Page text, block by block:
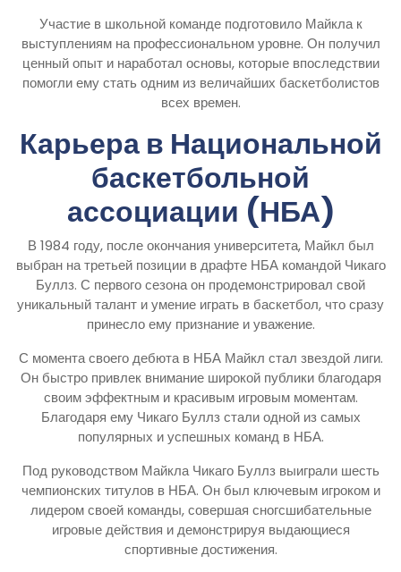
Участие в школьной команде подготовило Майкла к
выступлениям на профессиональном уровне. Он получил
ценный опыт и наработал основы, которые впоследствии
помогли ему стать одним из величайших баскетболистов
всех времен.
Карьера в Национальной
баскетбольной
ассоциации (НБА)
В 1984 году, после окончания университета, Майкл был
выбран на третьей позиции в драфте НБА командой Чикаго
Буллз. С первого сезона он продемонстрировал свой
уникальный талант и умение играть в баскетбол, что сразу
принесло ему признание и уважение.
С момента своего дебюта в НБА Майкл стал звездой лиги.
Он быстро привлек внимание широкой публики благодаря
своим эффектным и красивым игровым моментам.
Благодаря ему Чикаго Буллз стали одной из самых
популярных и успешных команд в НБА.
Под руководством Майкла Чикаго Буллз выиграли шесть
чемпионских титулов в НБА. Он был ключевым игроком и
лидером своей команды, совершая сногсшибательные
игровые действия и демонстрируя выдающиеся
спортивные достижения.